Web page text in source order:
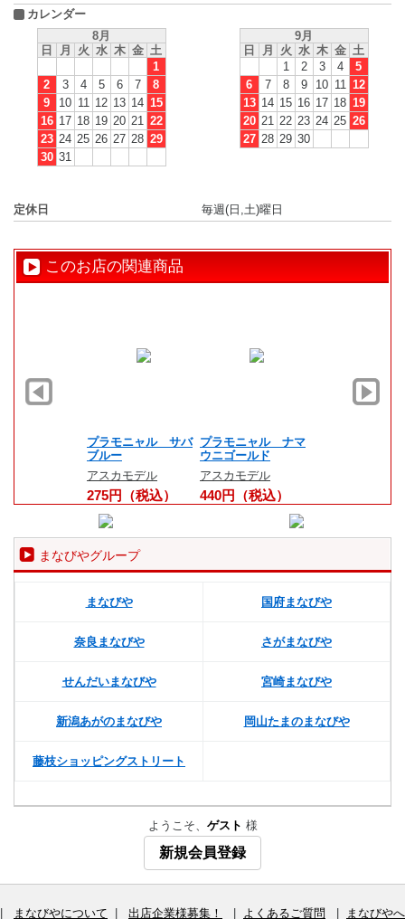
カレンダー
8月
日
月 火 水 木 金 土
1
2
3 4 5 6 7
8
9
10 11 12 13 14 15
16 17 18 19 20 21
22
23 24 25 26 27 28 29
30 31
9月
日
月 火 水 木 金 土
1
2 3 4
5
6
7 8 9 10 11
12
13 14 15 16 17 18 19
20 21 22 23 24 25 26
27 28 29 30
定休日 毎週(日,土)曜日
このお店の関連商品
プラモニャル サバ
ブルー
アスカモデル
275円（税込）
プラモニャル ナマ
ウニゴールド
アスカモデル
440円（税込）
まなびやグループ
まなびや 国府まなびや
奈良まなびや さがまなびや
せんだいまなびや 宮崎まなびや
新潟あがのまなびや 岡山たまのまなびや
藤枝ショッピングストリート
ようこそ、 ゲスト 様
新規会員登録
まなびやについて 出店企業様募集！ よくあるご質問 まなびやへ